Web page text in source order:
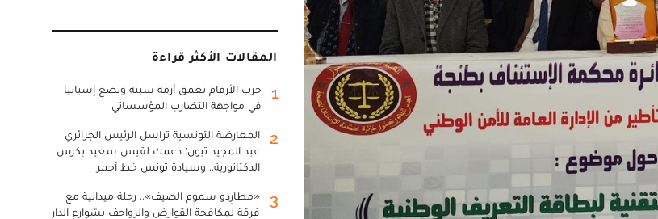
المقالات الأكثر قراءة
1
حرب الأرقام تعمق أزمة سبتة وتضع إسبانيا
في مواجهة التضارب المؤسساتي
2
المعارضة التونسية تراسل الرئيس الجزائري
عبد المجيد تبون: دعمك لقيس سعيد يكرس
الدكتاتورية.. وسيادة تونس خط أحمر
3
«مطارِدو سموم الصيف».. رحلة ميدانية مع
فرقة لمكافحة القوارض والزواحف بشوارع الدار